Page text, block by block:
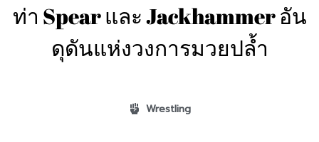
ท่า Spear และ Jackhammer อัน
ดุดันแห่งวงการมวยปล้ำ
Wrestling